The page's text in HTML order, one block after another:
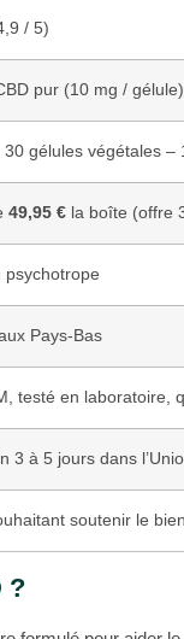
/ 5)
pur (10 mg / gélule)
30 gélules végétales –
49,95 € la boîte (offre
psychotrope
Pays-Bas
testé en laboratoire,
3 à 5 jours dans
soutenir le
?